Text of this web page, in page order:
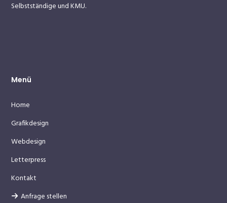
Selbstständige und KMU.
Menü
Home
Grafikdesign
Webdesign
Letterpress
Kontakt
Anfrage stellen